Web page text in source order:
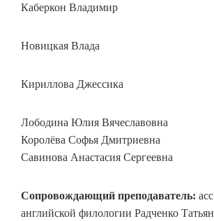
Каберкон Владимир
Новицкая Влада
Кириллова Джессика
Лободина Юлия Вячеславовна
Королёва Софья Дмитриевна
Савинова Анастасия Сергеевна
Сопровождающий преподаватель:
английской филологии Радченко